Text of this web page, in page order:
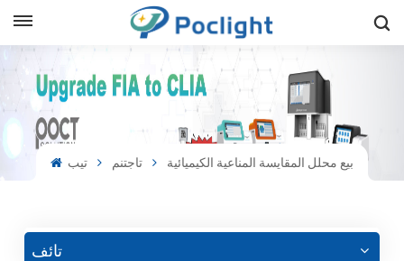
تيب تاجتنم بيع محلل المقايسة المناعية الكيميائية
تائف